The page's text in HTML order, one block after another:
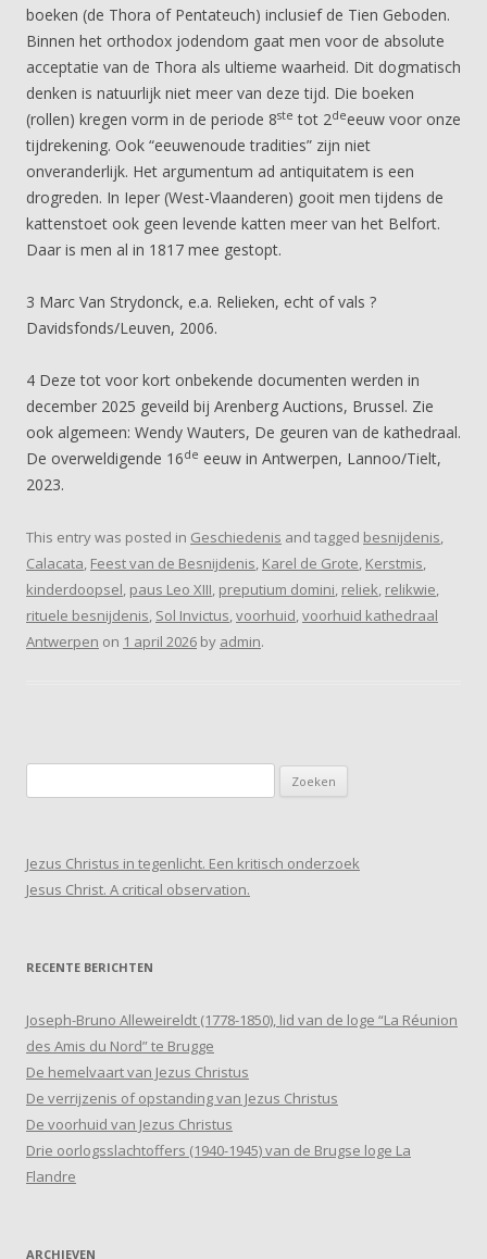
boeken (de Thora of Pentateuch) inclusief de Tien Geboden.
Binnen het orthodox jodendom gaat men voor de absolute
acceptatie van de Thora als ultieme waarheid. Dit dogmatisch
denken is natuurlijk niet meer van deze tijd. Die boeken
(rollen) kregen vorm in de periode 8ste tot 2deeeuw voor onze
tijdrekening. Ook “eeuwenoude tradities” zijn niet
onveranderlijk. Het argumentum ad antiquitatem is een
drogreden. In Ieper (West-Vlaanderen) gooit men tijdens de
kattenstoet ook geen levende katten meer van het Belfort.
Daar is men al in 1817 mee gestopt.
3 Marc Van Strydonck, e.a. Relieken, echt of vals ?
Davidsfonds/Leuven, 2006.
4 Deze tot voor kort onbekende documenten werden in
december 2025 geveild bij Arenberg Auctions, Brussel. Zie
ook algemeen: Wendy Wauters, De geuren van de kathedraal.
De overweldigende 16de eeuw in Antwerpen, Lannoo/Tielt,
2023.
This entry was posted in Geschiedenis and tagged besnijdenis,
Calacata, Feest van de Besnijdenis, Karel de Grote, Kerstmis,
kinderdoopsel, paus Leo XIII, preputium domini, reliek, relikwie,
rituele besnijdenis, Sol Invictus,voorhuid,voorhuid kathedraal
Antwerpen on 1 april 2026 by admin.
naar:
Jezus Christus in tegenlicht. Een kritisch onderzoek
Jesus Christ. A critical observation.
RECENTE BERICHTEN
Joseph-Bruno Alleweireldt (1778-1850), lid van de loge “La Réunion
des Amis du Nord” te Brugge
De hemelvaart van Jezus Christus
De verrijzenis of opstanding van Jezus Christus
De voorhuid van Jezus Christus
Drie oorlogsslachtoffers (1940-1945) van de Brugse loge La
Flandre
ARCHIEVEN